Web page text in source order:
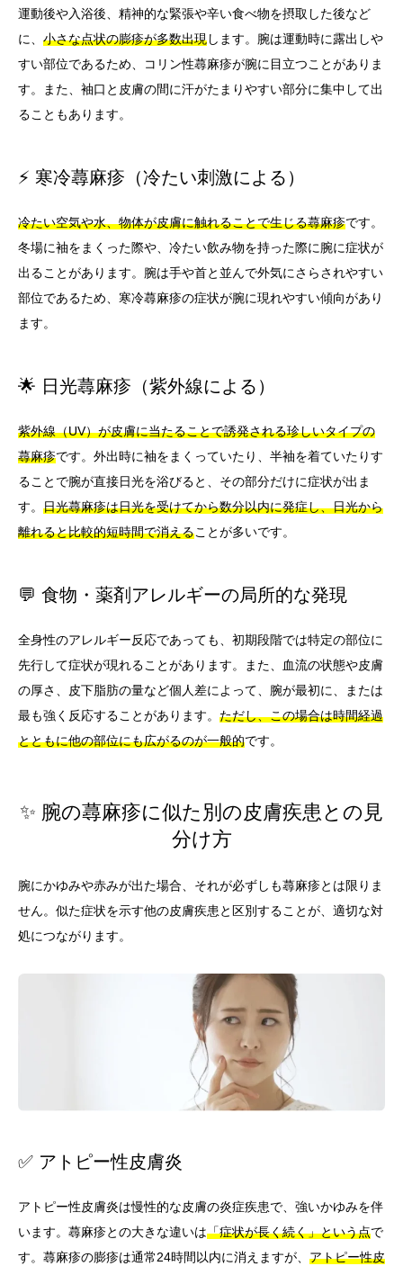
運動後や入浴後、精神的な緊張や辛い食べ物を摂取した後など
に、 小さな点状の膨疹が多数出現します。腕は運動時に露出しや
すい部位であるため、コリン性蕁麻疹が腕に目立つことがありま
す。また、袖口と皮膚の間に汗がたまりやすい部分に集中して出
ることもあります。
⚡ 寒冷蕁麻疹（冷たい刺激による）
冷たい空気や水、物体が皮膚に触れることで生じる蕁麻疹です。
冬場に袖をまくった際や、冷たい飲み物を持った際に腕に症状が
出ることがあります。腕は手や首と並んで外気にさらされやすい
部位であるため、寒冷蕁麻疹の症状が腕に現れやすい傾向があり
ます。
🌟 日光蕁麻疹（紫外線による）
紫外線（UV）が皮膚に当たることで誘発される珍しいタイプの
蕁麻疹です。外出時に袖をまくっていたり、半袖を着ていたりす
ることで腕が直接日光を浴びると、その部分だけに症状が出ま
す。 日光蕁麻疹は日光を受けてから数分以内に発症し、日光から
離れると比較的短時間で消えることが多いです。
💬 食物・薬剤アレルギーの局所的な発現
全身性のアレルギー反応であっても、初期段階では特定の部位に
先行して症状が現れることがあります。また、血流の状態や皮膚
の厚さ、皮下脂肪の量など個人差によって、腕が最初に、または
最も強く反応することがあります。 ただし、この場合は時間経過
とともに他の部位にも広がるのが一般的です。
✨ 腕の蕁麻疹に似た別の皮膚疾患との見
分け方
腕にかゆみや赤みが出た場合、それが必ずしも蕁麻疹とは限りま
せん。似た症状を示す他の皮膚疾患と区別することが、適切な対
処につながります。
✅ アトピー性皮膚炎
アトピー性皮膚炎は慢性的な皮膚の炎症疾患で、強いかゆみを伴
います。蕁麻疹との大きな違いは「症状が長く続く」という点で
す。蕁麻疹の膨疹は通常24時間以内に消えますが、 アトピー性皮